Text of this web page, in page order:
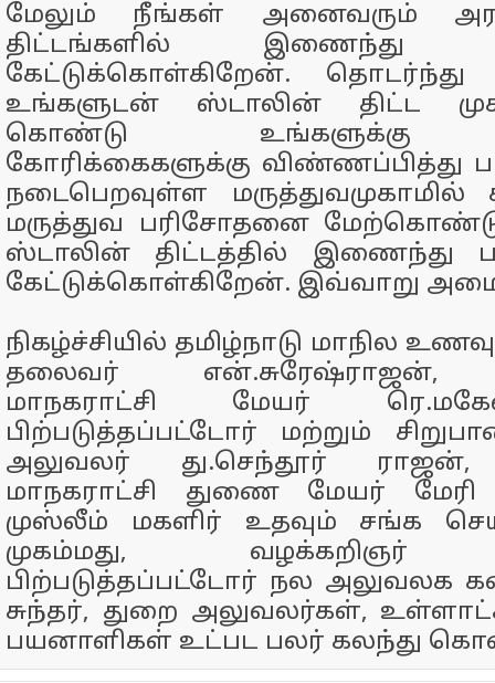
மேலும் நீங்கள் அனைவரும்
திட்டங்களில் இணைந்து
கேட்டுக்கொள்கிறேன். தொடர்ந்து
உங்களுடன் ஸ்டாலின் திட்ட
கொண்டு உங்களுக்கு
கோரிக்கைகளுக்கு விண்ணப்பித்து
நடைபெறவுள்ள
மருத்துவ பரிசோதனை
ஸ்டாலின் திட்டத்தில் இணைந்து
கேட்டுக்கொள்கிறேன். இவ்வாறு
நிகழ்ச்சியில் தமிழ்நாடு மாநில
தலைவர் என்.சுரேஷ்ராஜன்,
மாநகராட்சி மேயர்
பிற்படுத்தப்பட்டோர் மற்றும்
அலுவலர் து.செந்தூர் ராஜன்,
மாநகராட்சி துணை மேயர் மேரி
முஸ்லீம் மகளிர் உதவும் சங்க
முகம்மது, வழக்கறிஞர்
பிற்படுத்தப்பட்டோர் நல அலுவலக
சுந்தர், துறை அலுவலர்கள்,
பயனாளிகள் உட்பட பலர் கலந்து